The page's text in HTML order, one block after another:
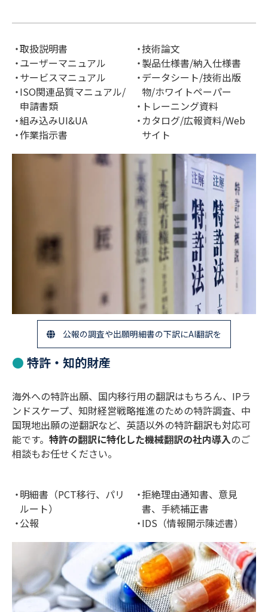
取扱説明書
ユーザーマニュアル
サービスマニュアル
ISO関連品質マニュアル/
申請書類
組み込みUI&UA
作業指示書
技術論文
製品仕様書/納入仕様書
データシート/技術出版
物/ホワイトペーパー
トレーニング資料
カタログ/広報資料/Web
サイト
公報の調査や出願明細書の下訳にAI翻訳を
特許・知的財産
海外への特許出願、国内移行用の翻訳はもちろん、IPラ
ンドスケープ、知財経営戦略推進のための特許調査、中
国現地出願の逆翻訳など、英語以外の特許翻訳も対応可
能です。 特許の翻訳に特化した機械翻訳の社内導入のご
相談もお任せください。
明細書（PCT移行、パリ
ルート）
公報
拒絶理由通知書、意見
書、手続補正書
IDS（情報開示陳述書）